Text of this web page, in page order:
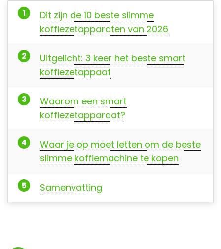
Dit zijn de 10 beste slimme
koffiezetapparaten van 2026
Uitgelicht: 3 keer het beste smart
koffiezetappaat
Waarom een smart
koffiezetapparaat?
Waar je op moet letten om de beste
slimme koffiemachine te kopen
Samenvatting